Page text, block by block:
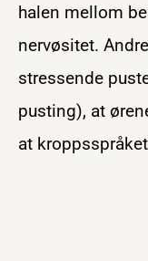
halen mellom
nervøsitet.
stressende
pusting), at
at